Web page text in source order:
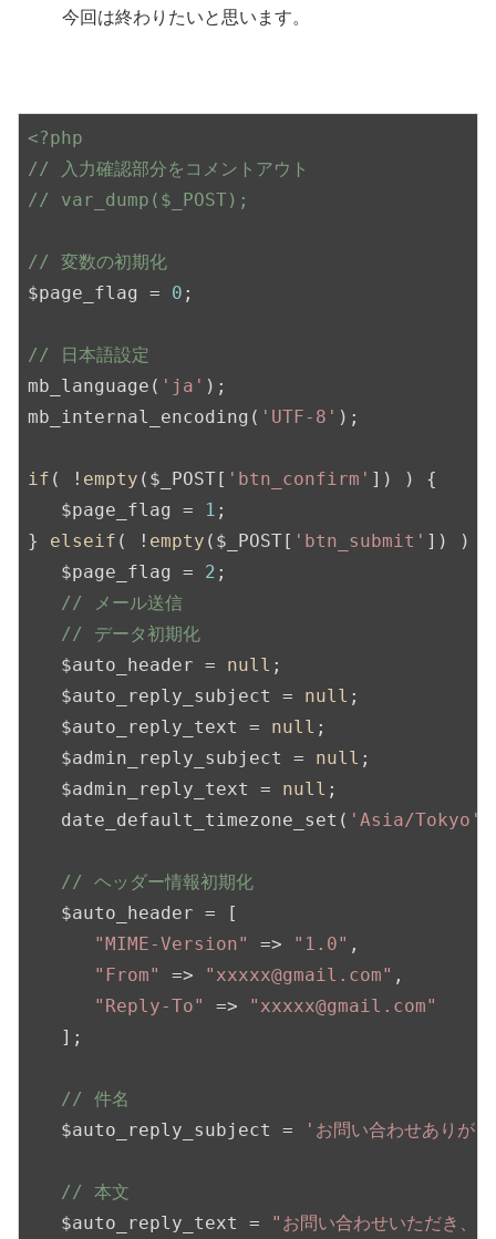
今回は終わりたいと思います。
<?php
// 入力確認部分をコメントアウト
// var_dump($_POST);
// 変数の初期化
$page_flag = 0 ;
// 日本語設定
mb_language( 'ja' );
mb_internal_encoding( 'UTF-8' );
if ( ! empty ($_POST[ 'btn_confirm' ]) ) {
   $page_flag =
1 ;
} elseif ( ! empty ($_POST[ 'btn_submit' ]) ) {
   $page_flag =
2 ;
// メール送信
// データ初期化
   $auto_header =
null ;
   $auto_reply_subject =
null ;
   $auto_reply_text =
null ;
   $admin_reply_subject =
null ;
   $admin_reply_text =
null ;
   date_default_timezone_set(
'Asia/Tokyo'
// ヘッダー情報初期化
   $auto_header = [
"MIME-Version"
=> "1.0" ,
"From"
=> "xxxxx@gmail.com" ,
"Reply-To"
=>
"xxxxx@gmail.com"
   ];
// 件名
   $auto_reply_subject =
'お問い合わせありが
// 本文
   $auto_reply_text =
"お問い合わせいただき、